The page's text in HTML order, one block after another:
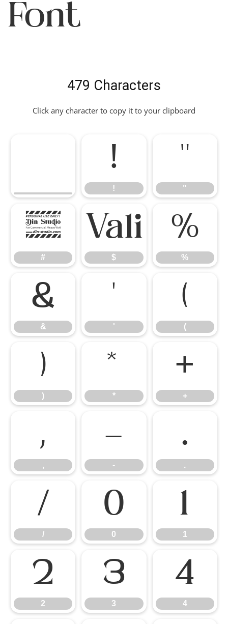
Font
479 Characters
Click any character to copy it to your clipboard
!
!
"
"
#
#
$
$
%
%
&
&
'
'
(
(
)
)
*
*
+
+
,
,
-
-
.
.
/
/
0
0
1
1
2
2
3
3
4
4